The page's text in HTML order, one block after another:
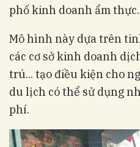
phố kinh doanh ẩm thực.
Mô hình này dựa trên
các cơ sở kinh doanh
trú... tạo điều kiện cho
du lịch có thể sử dụng
phí.